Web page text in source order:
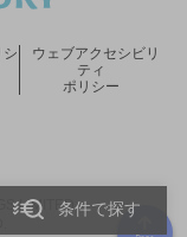
条件で探す
LIMITED.
シ
ウェブアクセシビリ
ティ
ポリシー
ウィンドウで開く